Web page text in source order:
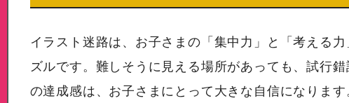
イラスト迷路は、お子さまの「集中力」と「考える
ズルです。難しそうに見える場所があっても、試行
の達成感は、お子さまにとって大きな自信になりま